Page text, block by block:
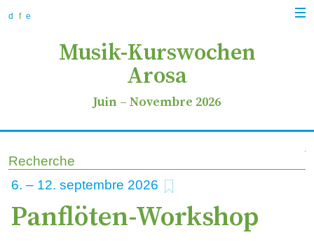
d f e
Musik-Kurswochen
Arosa
Juin – Novembre 2026
Recherche
6 – 12 2026
Panflöten-Workshop